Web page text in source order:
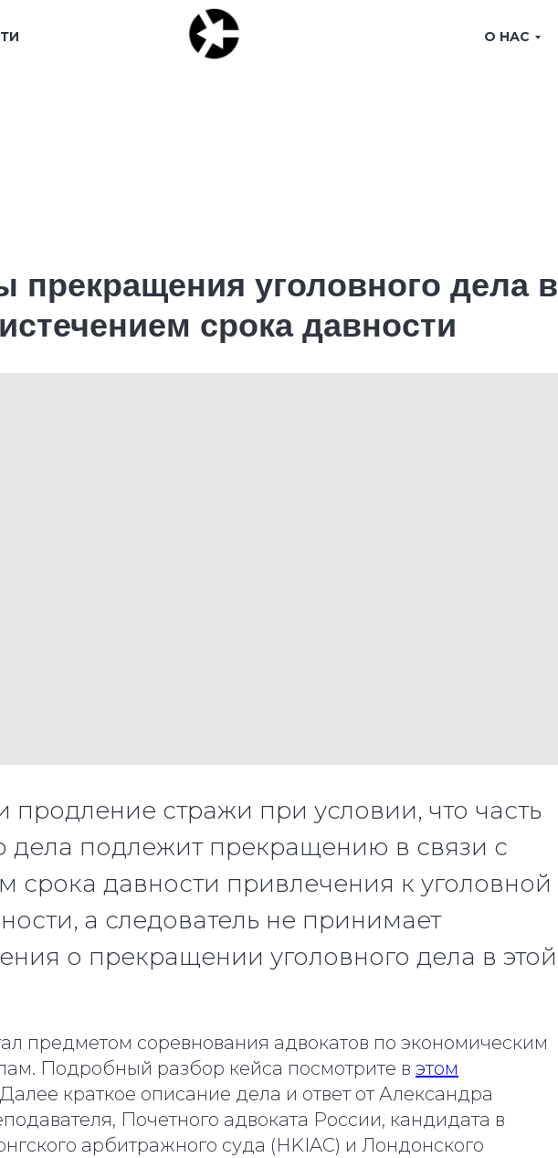
О НАС
прекращения уголовного дела в
срока давности
продление стражи при условии, что часть
дела подлежит прекращению в связи с
срока давности привлечения к уголовной
а следователь не принимает
о прекращении уголовного дела в этой
предметом соревнования адвокатов по экономическим
Подробный разбор кейса посмотрите в этом
краткое описание дела и ответ от Александра
Почетного адвоката России, кандидата в
арбитражного суда (HKIAC) и Лондонского